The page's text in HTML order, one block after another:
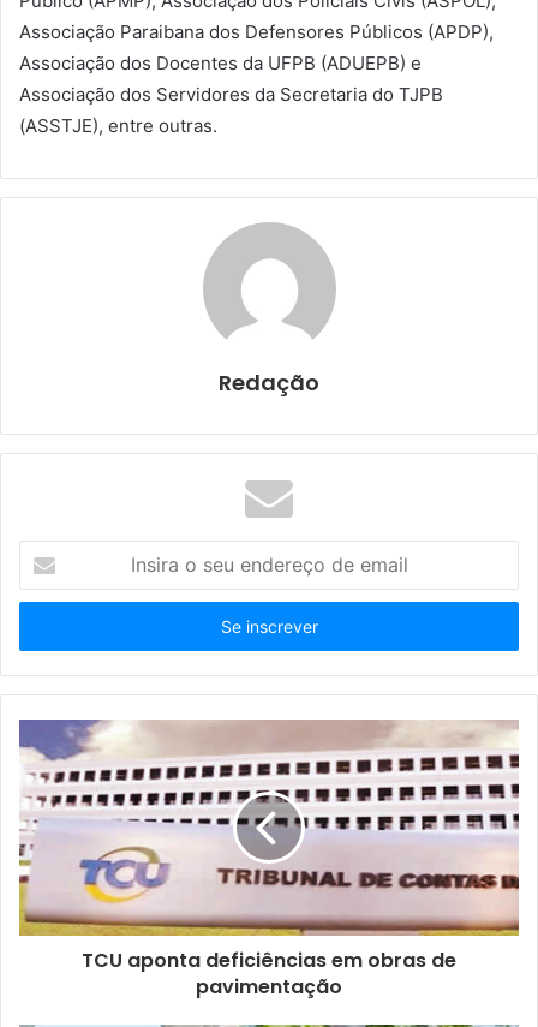
Associação Paraibana dos Defensores Públicos (APDP),
Associação dos Docentes da UFPB (ADUEPB) e
Associação dos Servidores da Secretaria do TJPB
(ASSTJE), entre outras.
Redação
s
r
a
e
u
e
n
d
e
r
e
TCU aponta deficiências em obras de
pavimentação